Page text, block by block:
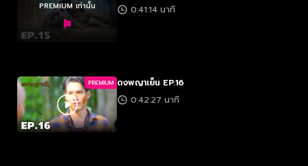
PREMIUM เท่านั้น
0:41:14 นาที
PREMIUM ดงพญาเย็น EP.16
0:42:27 นาที